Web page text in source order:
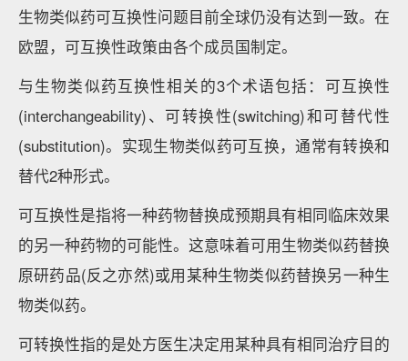
生物类似药可互换性问题目前全球仍没有达到一致。在
欧盟，可互换性政策由各个成员国制定。
与生物类似药互换性相关的3个术语包括：可互换性
(interchangeability)、可转换性(switching)和可替代性
(substitution)。实现生物类似药可互换，通常有转换和
替代2种形式。
可互换性是指将一种药物替换成预期具有相同临床效果
的另一种药物的可能性。这意味着可用生物类似药替换
原研药品(反之亦然)或用某种生物类似药替换另一种生
物类似药。
可转换性指的是处方医生决定用某种具有相同治疗目的